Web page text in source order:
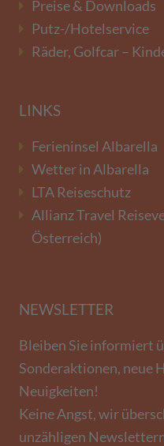
Preise & Downloads
Putz-/Hotelservice
Räder, Golfcar –
LINKS
Ferieninsel Albarella
Wetter in Albarella
LTA Reiseschutz
Allianz Travel
Österreich)
NEWSLETTER
Bleiben Sie informiert
Sonderaktionen, neue
Neuigkeiten!
Keine Angst, wir
unzähligen